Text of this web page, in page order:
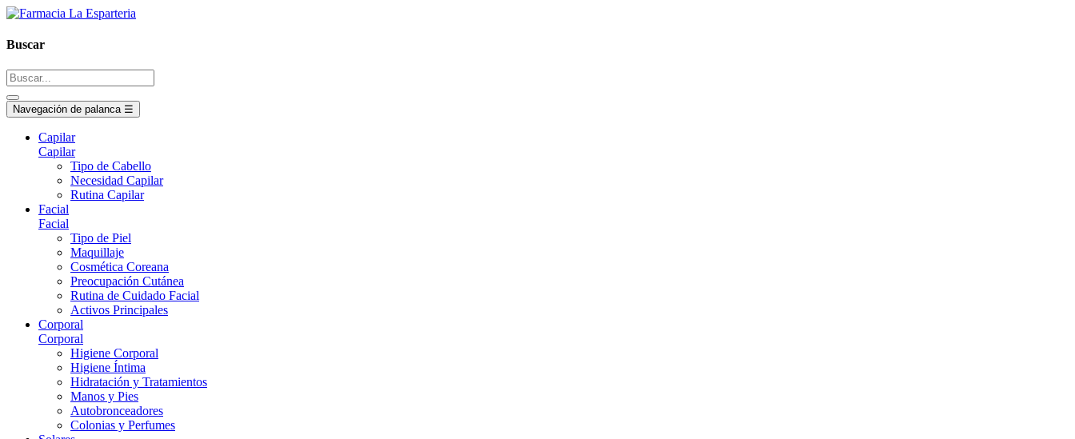
Buscar
Navegación de palanca ☰
Capilar
Capilar
Tipo de Cabello
Necesidad Capilar
Rutina Capilar
Facial
Facial
Tipo de Piel
Maquillaje
Cosmética Coreana
Preocupación Cutánea
Rutina de Cuidado Facial
Activos Principales
Corporal
Corporal
Higiene Corporal
Higiene Íntima
Hidratación y Tratamientos
Manos y Pies
Autobronceadores
Colonias y Perfumes